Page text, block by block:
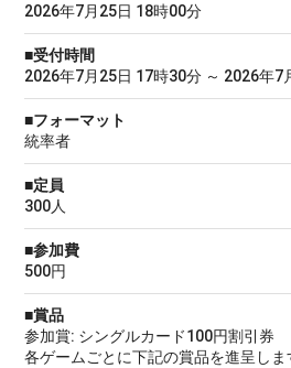
2026年7月25日 18時00分
■受付時間
2026年7月25日 17時30分 ～ 2026年7
■フォーマット
統率者
■定員
300人
■参加費
500円
■賞品
参加賞: シングルカード100円割引券
各ゲームごとに下記の賞品を進呈しま